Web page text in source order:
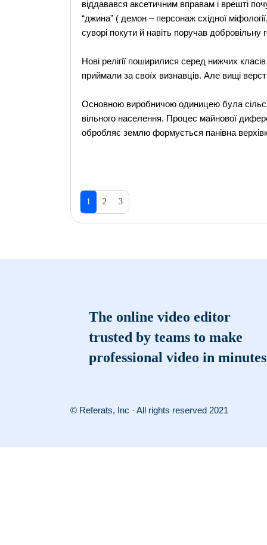
віддавався аксетичним вправам і врешті
“джина” ( демон – персонаж східної
суворі покути й навіть поручав добровільну
Нові релігії поширилися серед нижчих
приймали за своїх визнавців. Але вищі
Основною виробничою одиницею була
вільного населення. Процес майнової
обробляє землю формується панівна
1 2 3
The online video editor
trusted by teams to make
professional video in minutes
© Referats, Inc · All rights reserved 2021